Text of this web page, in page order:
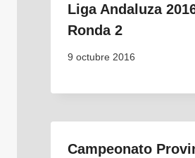
Liga Andaluza
Ronda 2
9 octubre 2016
Campeonato